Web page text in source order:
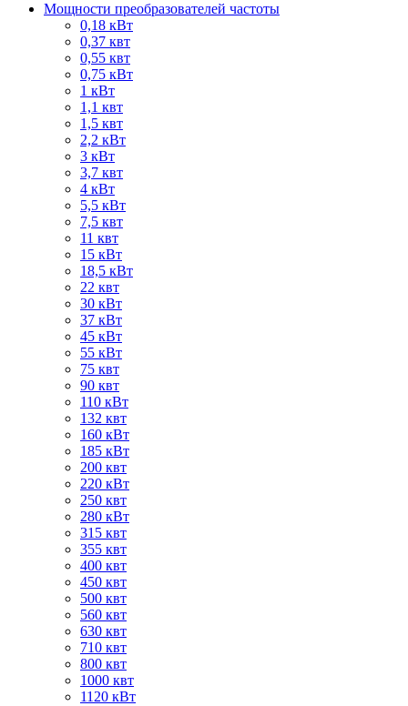
Мощности преобразователей частоты
0,18 кВт
0,37 квт
0,55 квт
0,75 кВт
1 кВт
1,1 квт
1,5 квт
2,2 кВт
3 кВт
3,7 квт
4 кВт
5,5 кВт
7,5 квт
11 квт
15 кВт
18,5 кВт
22 квт
30 кВт
37 кВт
45 кВт
55 кВт
75 квт
90 квт
110 кВт
132 квт
160 кВт
185 кВт
200 квт
220 кВт
250 квт
280 кВт
315 квт
355 квт
400 квт
450 квт
500 квт
560 квт
630 квт
710 квт
800 квт
1000 квт
1120 кВт